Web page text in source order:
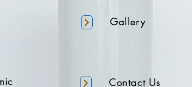
Gallery
Contact Us